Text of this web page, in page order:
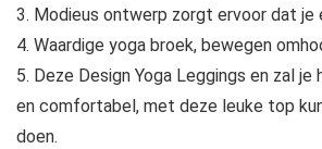
3. Modieus ontwerp zorgt ervoor dat je
4. Waardige yoga broek, bewegen
5. Deze Design Yoga Leggings en zal je
en comfortabel, met deze leuke top
doen.